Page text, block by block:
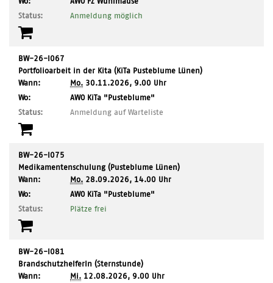
Ort:
Status:
Anmeldung möglich
BW-26-I067
Portfolioarbeit in der Kita (KiTa Pusteblume Lünen)
Wann:
Mo. 30.11.2026, 9.00 Uhr
Wo:
,
Ort:
AWO KiTa "Pusteblume"
Status:
Anmeldung auf Warteliste
BW-26-I075
Medikamentenschulung (Pusteblume Lünen)
Wann:
Mo. 28.09.2026, 14.00 Uhr
Wo:
,
Ort:
AWO KiTa "Pusteblume"
Status:
Plätze frei
BW-26-I081
BrandschutzhelferIn (Sternstunde)
Wann:
Mi. 12.08.2026, 9.00 Uhr